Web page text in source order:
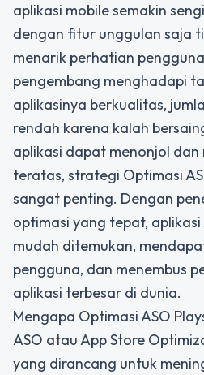
aplikasi mobile semakin
dengan fitur unggulan saja
menarik perhatian
pengembang menghadapi
aplikasinya berkualitas,
rendah karena kalah
aplikasi dapat menonjol dan
teratas, strategi Optimasi
sangat penting. Dengan
optimasi yang tepat,
mudah ditemukan,
pengguna, dan menembus
aplikasi terbesar di dunia.
Mengapa Optimasi ASO
ASO atau App Store
yang dirancang untuk